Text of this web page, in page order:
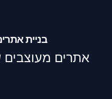
בניית
אתרים